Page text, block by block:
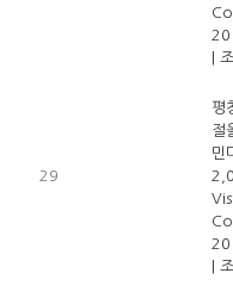
29
평
절
민